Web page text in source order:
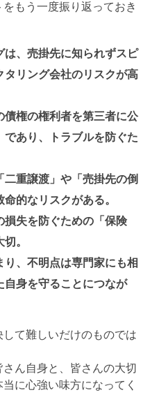
もう一度振り返っておき
は、売掛先に知られずスピ
タリング会社のリスクが高
債権の権利者を第三者に公
であり、トラブルを防ぐた
重譲渡」や「売掛先の倒
的なリスクがある。
損失を防ぐための「保険
。
、不明点は専門家にも相
自身を守ることにつなが
て難しいだけのものでは
ん自身と、皆さんの大切
に心強い味方になってく